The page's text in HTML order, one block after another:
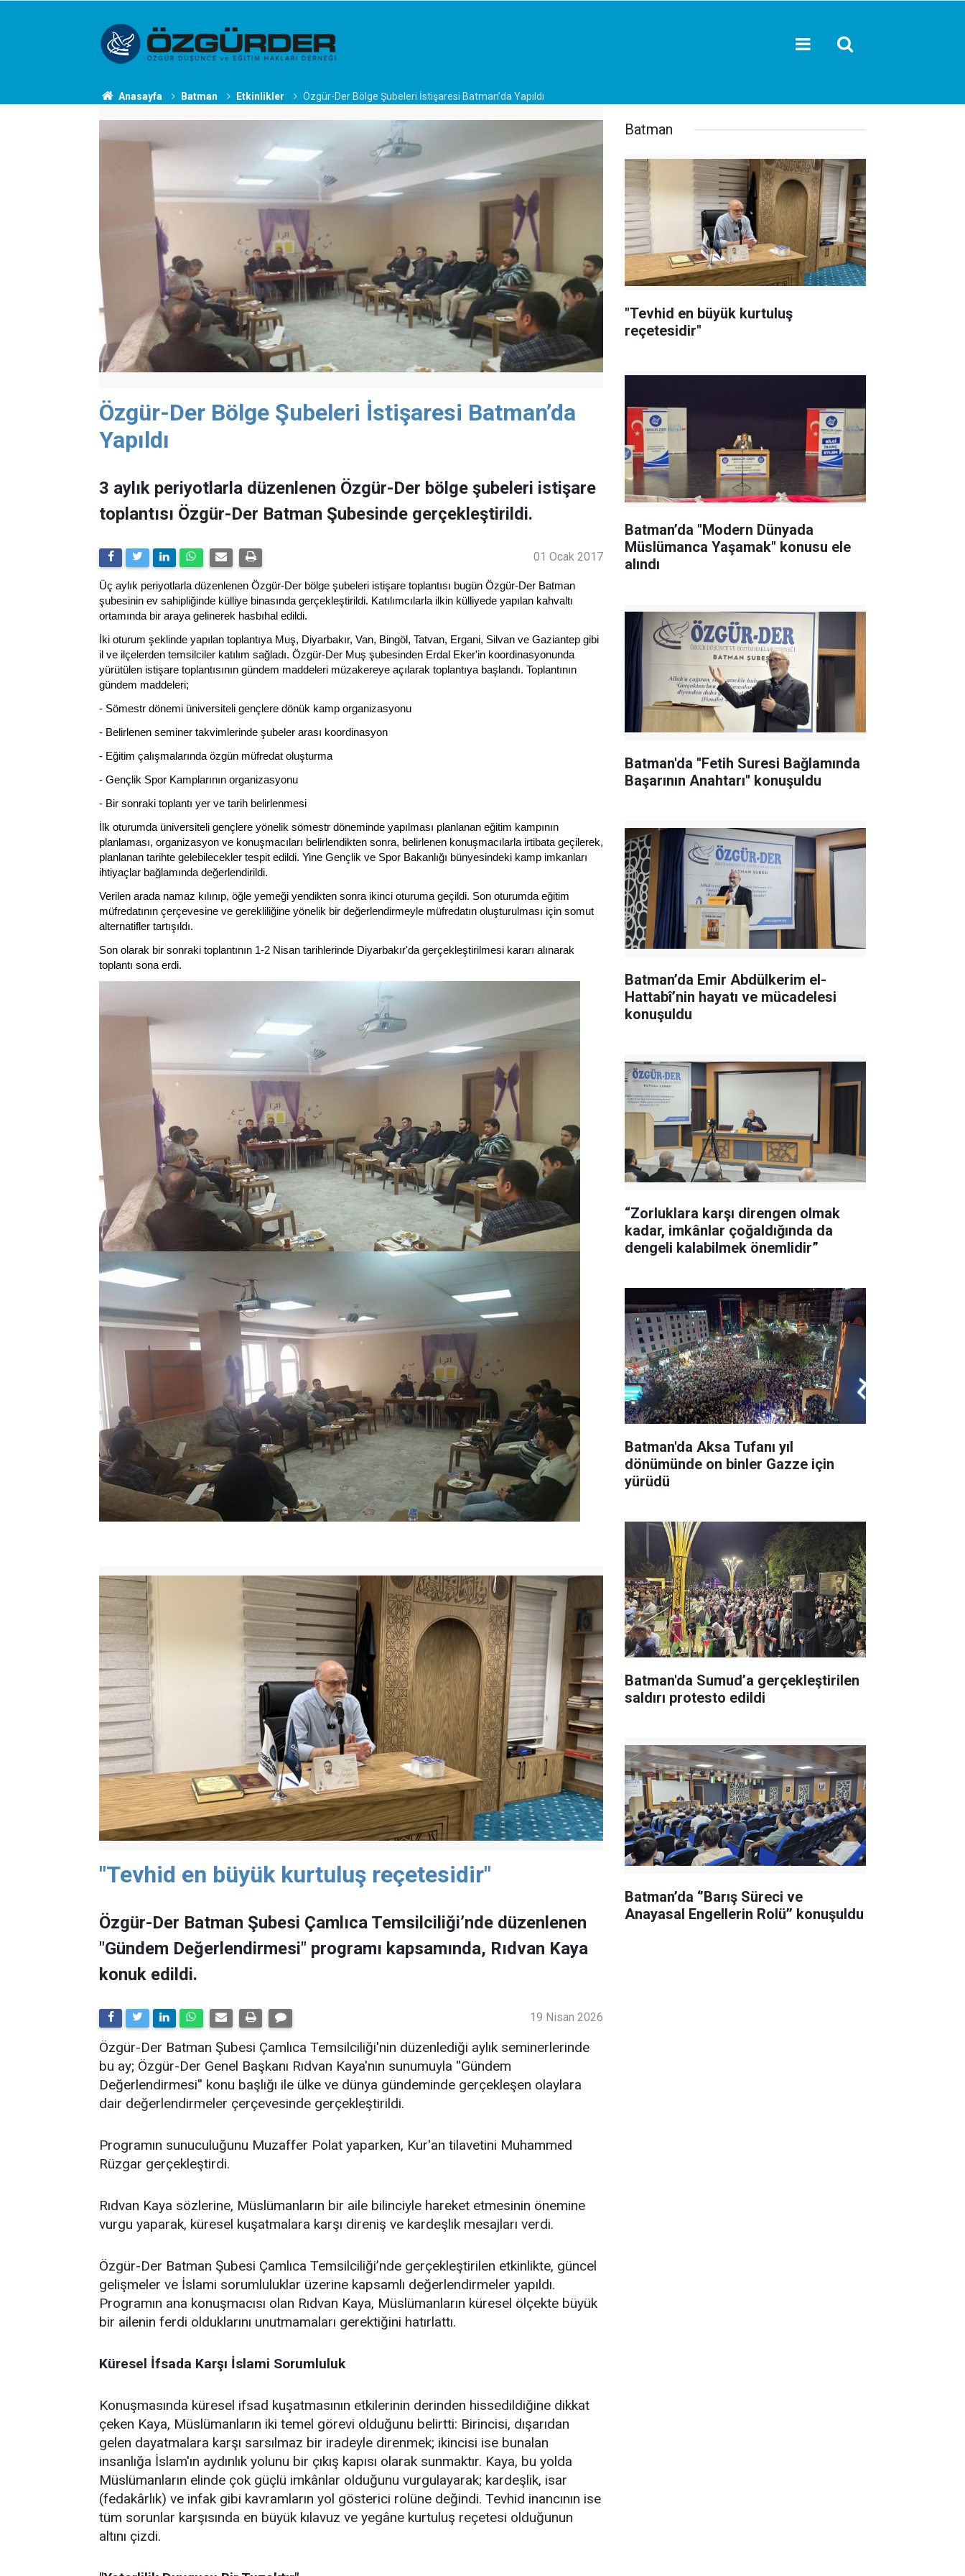
Anasayfa Batman Etkinlikler Özgür-Der Bölge Şubeleri İstişaresi Batman’da Yapıldı
Özgür-Der Bölge Şubeleri İstişaresi Batman’da
Yapıldı
3 aylık periyotlarla düzenlenen Özgür-Der bölge şubeleri istişare
toplantısı Özgür-Der Batman Şubesinde gerçekleştirildi.
01 Ocak 2017
Üç aylık periyotlarla düzenlenen Özgür-Der bölge şubeleri istişare toplantısı bugün Özgür-Der Batman
şubesinin ev sahipliğinde külliye binasında gerçekleştirildi. Katılımcılarla ilkin külliyede yapılan kahvaltı
ortamında bir araya gelinerek hasbıhal edildi.
İki oturum şeklinde yapılan toplantıya Muş, Diyarbakır, Van, Bingöl, Tatvan, Ergani, Silvan ve Gaziantep gibi
il ve ilçelerden temsilciler katılım sağladı. Özgür-Der Muş şubesinden Erdal Eker'in koordinasyonunda
yürütülen istişare toplantısının gündem maddeleri müzakereye açılarak toplantıya başlandı. Toplantının
gündem maddeleri;
- Sömestr dönemi üniversiteli gençlere dönük kamp organizasyonu
- Belirlenen seminer takvimlerinde şubeler arası koordinasyon
- Eğitim çalışmalarında özgün müfredat oluşturma
- Gençlik Spor Kamplarının organizasyonu
- Bir sonraki toplantı yer ve tarih belirlenmesi
İlk oturumda üniversiteli gençlere yönelik sömestr döneminde yapılması planlanan eğitim kampının
planlaması, organizasyon ve konuşmacıları belirlendikten sonra, belirlenen konuşmacılarla irtibata geçilerek,
planlanan tarihte gelebilecekler tespit edildi. Yine Gençlik ve Spor Bakanlığı bünyesindeki kamp imkanları
ihtiyaçlar bağlamında değerlendirildi.
Verilen arada namaz kılınıp, öğle yemeği yendikten sonra ikinci oturuma geçildi. Son oturumda eğitim
müfredatının çerçevesine ve gerekliliğine yönelik bir değerlendirmeyle müfredatın oluşturulması için somut
alternatifler tartışıldı.
Son olarak bir sonraki toplantının 1-2 Nisan tarihlerinde Diyarbakır'da gerçekleştirilmesi kararı alınarak
toplantı sona erdi.
"Tevhid en büyük kurtuluş reçetesidir"
Özgür-Der Batman Şubesi Çamlıca Temsilciliği’nde düzenlenen
"Gündem Değerlendirmesi" programı kapsamında, Rıdvan Kaya
konuk edildi.
19 Nisan 2026
​Özgür-Der Batman Şubesi Çamlıca Temsilciliği'nin düzenlediği aylık seminerlerinde
bu ay; Özgür-Der Genel Başkanı Rıdvan Kaya'nın sunumuyla ''Gündem
Değerlendirmesi'' konu başlığı ile ülke ve dünya gündeminde gerçekleşen olaylara
dair değerlendirmeler çerçevesinde gerçekleştirildi.
Programın sunuculuğunu Muzaffer Polat yaparken, Kur'an tilavetini Muhammed
Rüzgar gerçekleştirdi.
Rıdvan Kaya sözlerine, Müslümanların bir aile bilinciyle hareket etmesinin önemine
vurgu yaparak, küresel kuşatmalara karşı direniş ve kardeşlik mesajları verdi.
Özgür-Der Batman Şubesi Çamlıca Temsilciliği’nde gerçekleştirilen etkinlikte, güncel
gelişmeler ve İslami sorumluluklar üzerine kapsamlı değerlendirmeler yapıldı.
Programın ana konuşmacısı olan Rıdvan Kaya, Müslümanların küresel ölçekte büyük
bir ailenin ferdi olduklarını unutmamaları gerektiğini hatırlattı.
Küresel İfsada Karşı İslami Sorumluluk
Konuşmasında küresel ifsad kuşatmasının etkilerinin derinden hissedildiğine dikkat
çeken Kaya, Müslümanların iki temel görevi olduğunu belirtti: Birincisi, dışarıdan
gelen dayatmalara karşı sarsılmaz bir iradeyle direnmek; ikincisi ise bunalan
insanlığa İslam'ın aydınlık yolunu bir çıkış kapısı olarak sunmaktır. Kaya, bu yolda
Müslümanların elinde çok güçlü imkânlar olduğunu vurgulayarak; kardeşlik, isar
(fedakârlık) ve infak gibi kavramların yol gösterici rolüne değindi. Tevhid inancının ise
tüm sorunlar karşısında en büyük kılavuz ve yegâne kurtuluş reçetesi olduğunun
altını çizdi.
Batman
"Tevhid en büyük kurtuluş
reçetesidir"
Batman’da "Modern Dünyada
Müslümanca Yaşamak" konusu ele
alındı
Batman'da ''Fetih Suresi Bağlamında
Başarının Anahtarı'' konuşuldu
Batman’da Emir Abdülkerim el-
Hattabî’nin hayatı ve mücadelesi
konuşuldu
“Zorluklara karşı direngen olmak
kadar, imkânlar çoğaldığında da
dengeli kalabilmek önemlidir”
Batman'da Aksa Tufanı yıl
dönümünde on binler Gazze için
yürüdü
Batman'da Sumud’a gerçekleştirilen
saldırı protesto edildi
Batman’da ‘’Barış Süreci ve
Anayasal Engellerin Rolü’’ konuşuldu